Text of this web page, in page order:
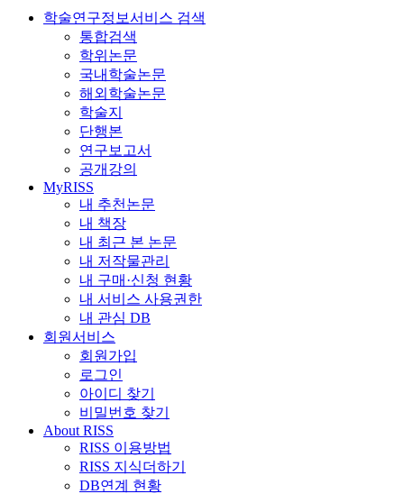
학술연구정보서비스 검색
통합검색
학위논문
국내학술논문
해외학술논문
학술지
단행본
연구보고서
공개강의
MyRISS
내 추천논문
내 책장
내 최근 본 논문
내 저작물관리
내 구매·신청 현황
내 서비스 사용권한
내 관심 DB
회원서비스
회원가입
로그인
아이디 찾기
비밀번호 찾기
About RISS
RISS 이용방법
RISS 지식더하기
DB연계 현황